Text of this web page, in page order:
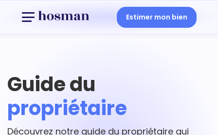
Estimer mon bien
Guide du
propriétaire
Découvrez notre guide du propriétaire qui